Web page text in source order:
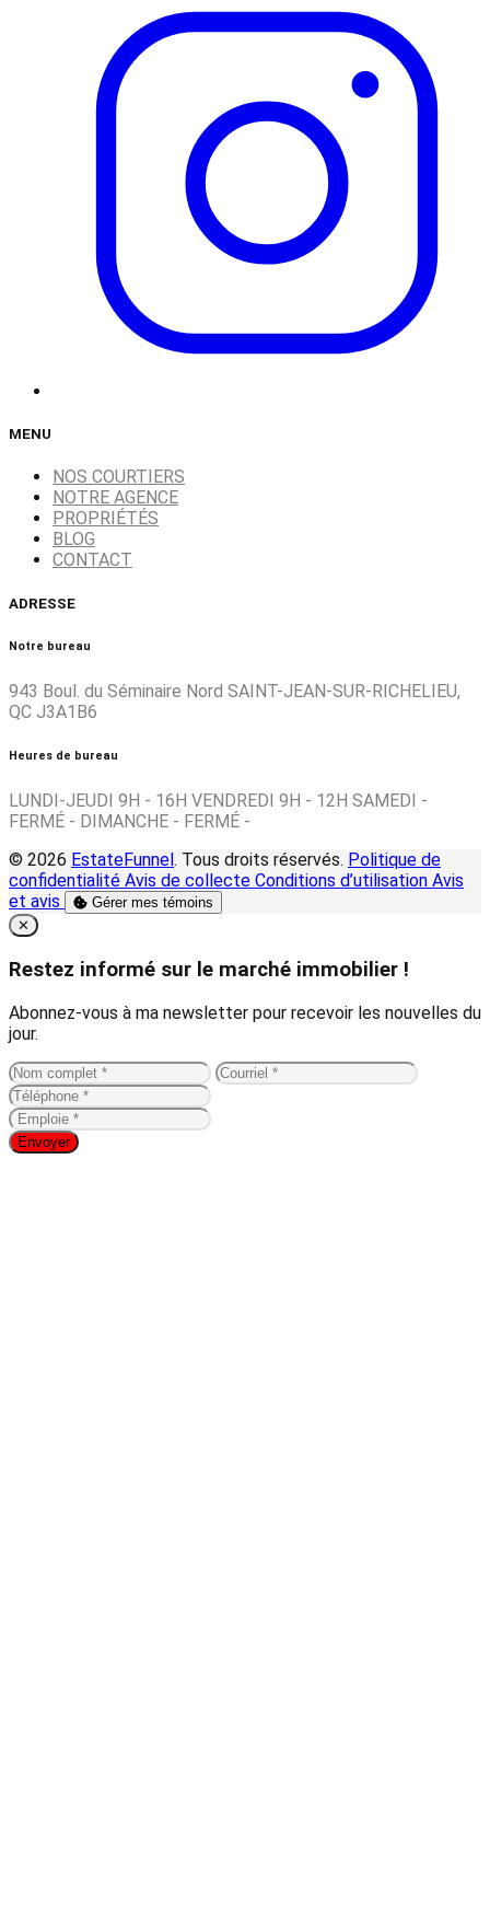
MENU
NOS COURTIERS
NOTRE AGENCE
PROPRIÉTÉS
BLOG
CONTACT
ADRESSE
Notre bureau
943 Boul. du Séminaire Nord SAINT-JEAN-SUR-RICHELIEU,
QC J3A1B6
Heures de bureau
LUNDI-JEUDI 9H - 16H VENDREDI 9H - 12H SAMEDI -
FERMÉ - DIMANCHE - FERMÉ -
© 2026 EstateFunnel . Tous droits réservés. Politique de
confidentialité Avis de collecte Conditions d’utilisation Avis
et avis
Gérer mes témoins
Close
✕
Restez informé sur le marché immobilier !
Abonnez-vous à ma newsletter pour recevoir les nouvelles du
jour.
Envoyer